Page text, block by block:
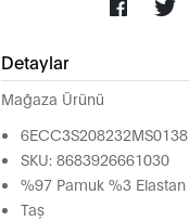
Detaylar
Mağaza Ürünü
6ECC3S208232MS0138
SKU: 8683926661030
%97 Pamuk %3 Elastan
Taş